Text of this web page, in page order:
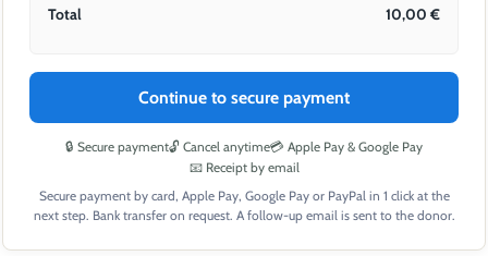
Total 10,00 €
Continue to secure payment
🔒 Secure payment🔓 Cancel anytime💳 Apple Pay & Google Pay
📧 Receipt by email
Secure payment by card, Apple Pay, Google Pay or PayPal in 1 click at the
next step. Bank transfer on request. A follow-up email is sent to the donor.